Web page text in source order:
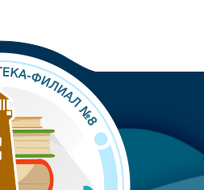
№8 для детей